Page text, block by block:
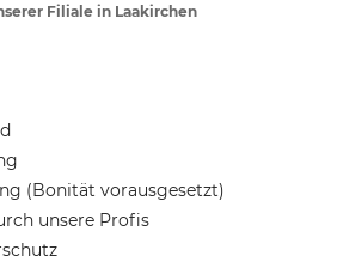
Filiale in Laakirchen
(Bonität vorausgesetzt)
unsere Profis